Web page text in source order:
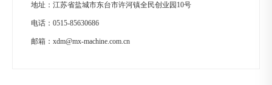
地址：江苏省盐城市东台市许河镇全民创业园10号
电话： 0515-85630686
邮箱： xdm@mx-machine.com.cn